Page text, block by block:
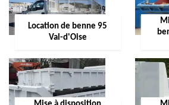
Location de benne 95
Val-d'Oise